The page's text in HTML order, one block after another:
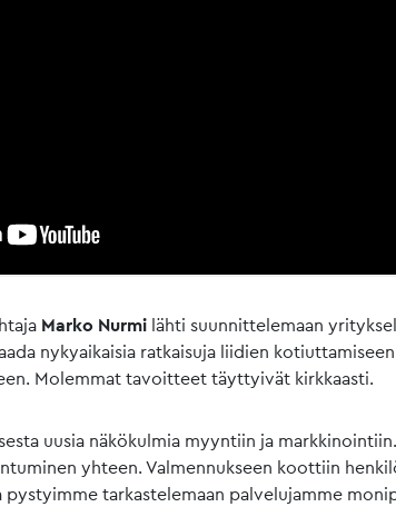
Marko Nurmi lähti suunnittelemaan
nykyaikaisia ratkaisuja liidien
Molemmat tavoitteet täyttyivät kirkkaasti.
uusia näkökulmia myyntiin ja
yhteen. Valmennukseen koottiin
tarkastelemaan palvelujamme